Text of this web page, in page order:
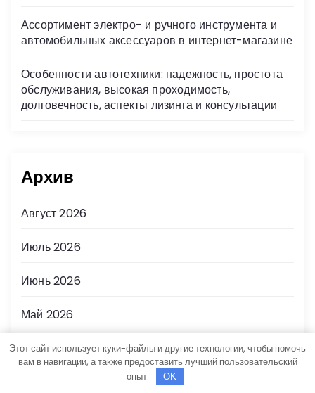
Ассортимент электро- и ручного инструмента и
автомобильных аксессуаров в интернет-магазине
Особенности автотехники: надежность, простота
обслуживания, высокая проходимость,
долговечность, аспекты лизинга и консультации
Архив
Август 2026
Июль 2026
Июнь 2026
Май 2026
Апрель 2026
Этот сайт использует куки-файлы и другие технологии, чтобы помочь
вам в навигации, а также предоставить лучший пользовательский
опыт.
OK